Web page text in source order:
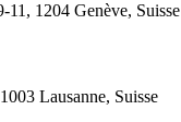
11, 1204 Genève, Suisse
Lausanne, Suisse